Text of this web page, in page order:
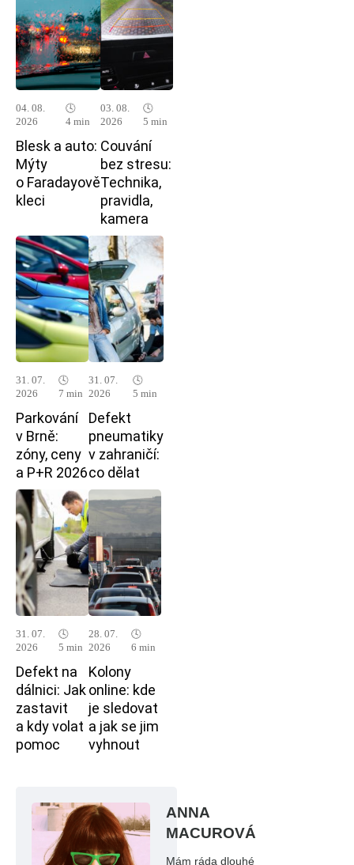
04. 08.
2026
🕓
4 min
Blesk a auto:
Mýty
o Faradayově
kleci
03. 08.
2026
🕓
5 min
Couvání
bez stresu:
Technika,
pravidla,
kamera
31. 07.
2026
🕓
7 min
Parkování
v Brně:
zóny, ceny
a P+R 2026
31. 07.
2026
🕓
5 min
Defekt
pneumatiky
v zahraničí:
co dělat
31. 07.
2026
🕓
5 min
Defekt na
dálnici: Jak
zastavit
a kdy volat
pomoc
28. 07.
2026
🕓
6 min
Kolony
online: kde
je sledovat
a jak se jim
vyhnout
ANNA
MACUROVÁ
Mám ráda dlouhé